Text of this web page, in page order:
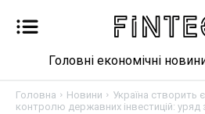
Головні економічні
Головна Новини
Україна створить
контролю державних інвестицій: уряд